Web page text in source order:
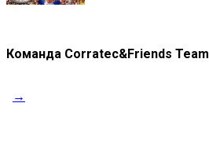
Команда Corratec&Friends Team
→